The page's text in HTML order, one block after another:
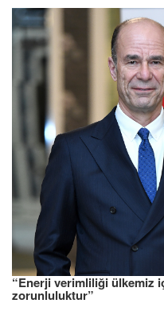
“Enerji verimliliği ülkemiz
zorunluluktur”